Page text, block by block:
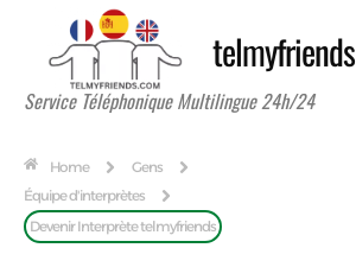
telmyfriends
Service Téléphonique Multilingue 24h/24
Home
Gens
Équipe d'interprètes
Devenir Interprète telmyfriends